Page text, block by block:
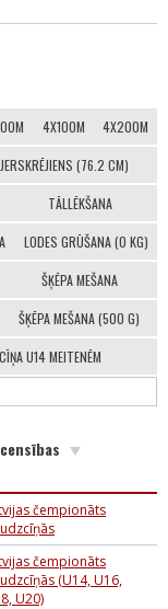
4X100M 4X200M
(76.2 CM)
TĀLLĒKŠANA
LODES GRŪŠANA (0 KG)
ŠĶĒPA MEŠANA
ŠĶĒPA MEŠANA (500 G)
U14 MEITENĒM
čempionāts
čempionāts
(U14, U16,
U20)